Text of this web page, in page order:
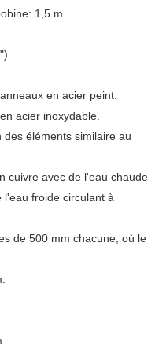
1,5 m.
en acier peint.
acier inoxydable.
éléments similaire au
cuivre avec de l'eau chaude
froide circulant à
de 500 mm chacune, où le